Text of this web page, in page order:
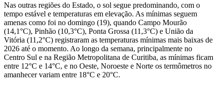
Nas outras regiões do Estado, o sol segue predominando, com o
tempo estável e temperaturas em elevação. As mínimas seguem
amenas como foi no domingo (19), quando Campo Mourão
(14,1°C), Pinhão (10,3°C), Ponta Grossa (11,3°C) e União da
Vitória (11,2°C) registraram as temperaturas mínimas mais baixas de
2026 até o momento. Ao longo da semana, principalmente no
Centro Sul e na Região Metropolitana de Curitiba, as mínimas ficam
entre 12°C e 14°C, e no Oeste, Noroeste e Norte os termômetros no
amanhecer variam entre 18°C e 20°C.